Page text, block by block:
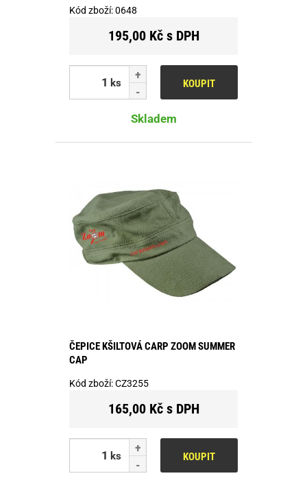
Kód zboží:0648
195,00 Kč s DPH
ks KOUPIT
Skladem
ČEPICE KŠILTOVÁ CARP ZOOM SUMMER
CAP
Kód zboží:CZ3255
165,00 Kč s DPH
ks KOUPIT